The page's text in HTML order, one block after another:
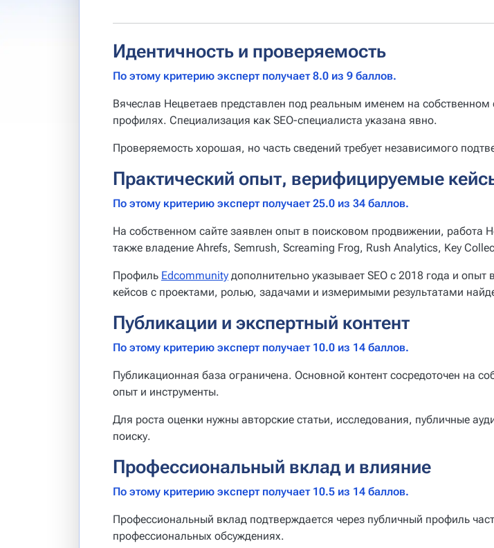
Идентичность и проверяемость
По этому критерию эксперт получает 8.0 из 9 баллов.
Вячеслав Нецветаев представлен под реальным именем на собственном
профилях. Специализация как SEO-специалиста указана явно.
Проверяемость хорошая, но часть сведений требует независимого
Практический опыт, верифицируемые
По этому критерию эксперт получает 25.0 из 34 баллов.
На собственном сайте заявлен опыт в поисковом продвижении, работа
также владение Ahrefs, Semrush, Screaming Frog, Rush Analytics, Key
Профиль Edcommunity дополнительно указывает SEO с 2018 года и
кейсов с проектами, ролью, задачами и измеримыми результатами
Публикации и экспертный контент
По этому критерию эксперт получает 10.0 из 14 баллов.
Публикационная база ограничена. Основной контент сосредоточен на
опыт и инструменты.
Для роста оценки нужны авторские статьи, исследования, публичные
поиску.
Профессиональный вклад и влияние
По этому критерию эксперт получает 10.5 из 14 баллов.
Профессиональный вклад подтверждается через публичный профиль
профессиональных обсуждениях.